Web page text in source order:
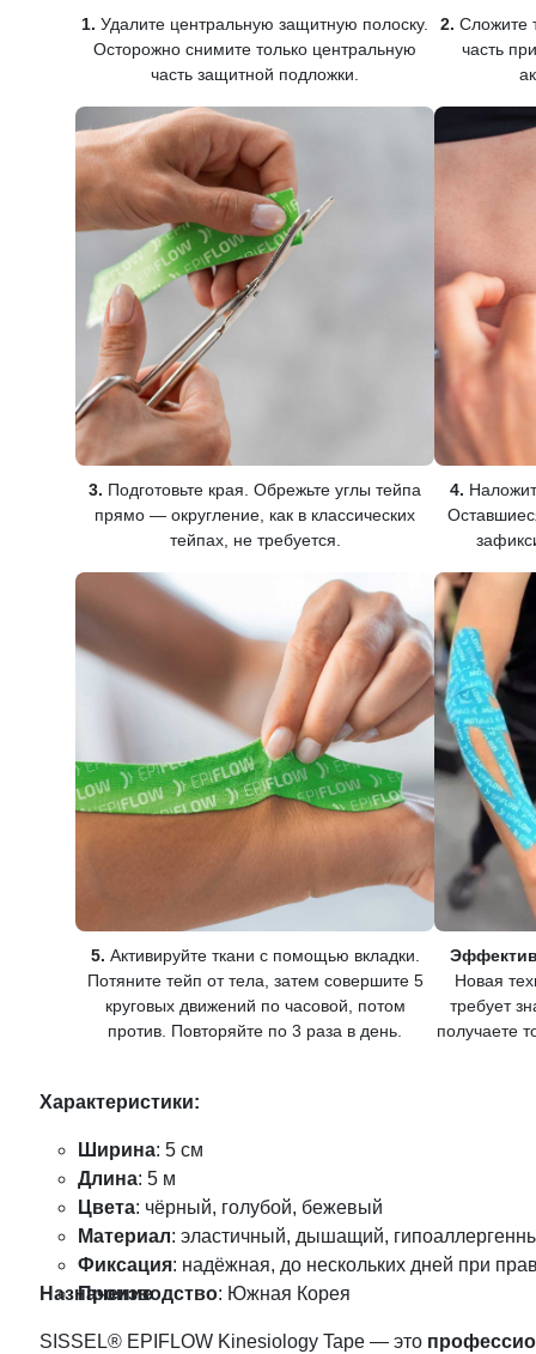
1. Удалите центральную защитную полоску.
Осторожно снимите только центральную
часть защитной подложки.
2. Сложите
часть
3. Подготовьте края. Обрежьте углы тейпа
прямо — округление, как в классических
тейпах, не требуется.
4.
5. Активируйте ткани с помощью вкладки.
Потяните тейп от тела, затем совершите 5
круговых движений по часовой, потом
против. Повторяйте по 3 раза в день.
Новая
требует
получаете
Характеристики:
Ширина: 5 см
Длина: 5 м
Цвета: чёрный, голубой, бежевый
Материал: эластичный, дышащий,
Фиксация: надёжная, до нескольких дней при
Производство: Южная Корея
Назначение
SISSEL® EPIFLOW Kinesiology Tape — это